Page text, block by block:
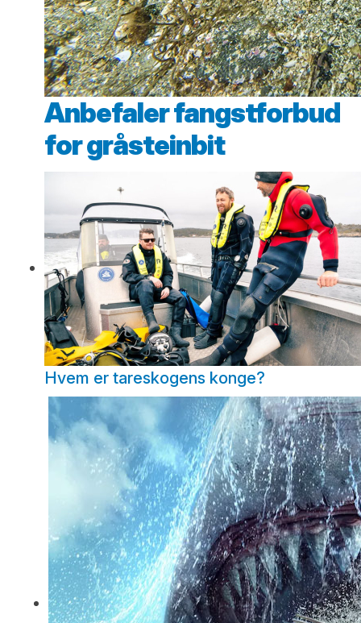
Anbefaler fangstforbud
for gråsteinbit
Hvem er tareskogens konge?